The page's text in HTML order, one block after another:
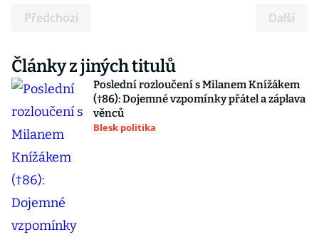
Předchozí Další
Články z jiných titulů
Poslední rozloučení s Milanem Knížákem
(†86): Dojemné vzpomínky přátel a záplava
věnců
Blesk politika